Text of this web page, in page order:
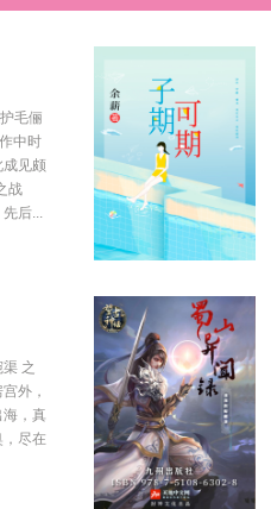
毛俪
中时
成见颇
战
后...
之
外，
，真
尽在